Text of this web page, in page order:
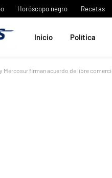
Horóscopo negro Recetas
Inicio Política
Mercosur firman acuerdo de libre